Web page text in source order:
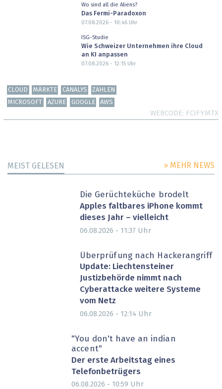
Wo sind all die Aliens?
Das Fermi-Paradoxon
07.08.2026 - 10:46Uhr
ISG-Studie
Wie Schweizer Unternehmen ihre Cloud
an KI anpassen
07.08.2026 - 12:15Uhr
CLOUD MÄRKTE CANALYS
ZAHLEN
MICROSOFT
AZURE GOOGLE AWS
WEBCODE FCIFYMTX
MEIST GELESEN » MEHR NEWS
Die Gerüchteküche brodelt
Apples faltbares iPhone kommt
dieses Jahr – vielleicht
06.08.2026 - 11:37 Uhr
Überprüfung nach Hackerangriff
Update: Liechtensteiner
Justizbehörde nimmt nach
Cyberattacke weitere Systeme
vom Netz
06.08.2026 - 12:14 Uhr
"You don't have an indian
accent"
Der erste Arbeitstag eines
Telefonbetrügers
06.08.2026 - 10:59 Uhr